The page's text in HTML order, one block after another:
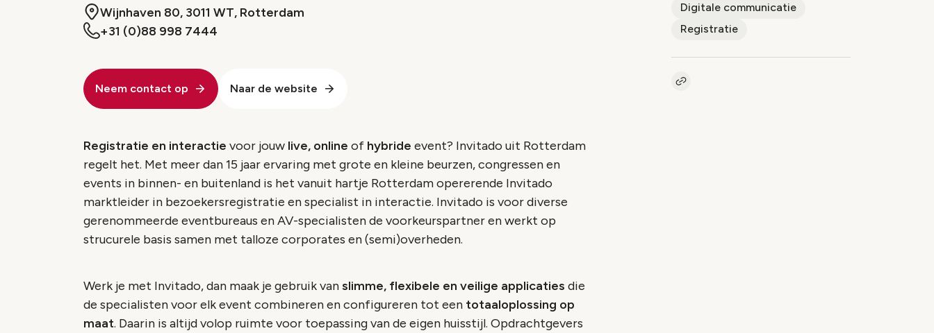
Wijnhaven 80, 3011 WT, Rotterdam
+31 (0)88 998 7444
Neem contact op Naar de website
Digitale communicatie
Registratie
Kopieer link naar pagina
Registratie en interactie voor jouw live, online of hybride event? Invitado uit Rotterdam
regelt het. Met meer dan 15 jaar ervaring met grote en kleine beurzen, congressen en
events in binnen- en buitenland is het vanuit hartje Rotterdam opererende Invitado
marktleider in bezoekersregistratie en specialist in interactie. Invitado is voor diverse
gerenommeerde eventbureaus en AV-specialisten de voorkeurspartner en werkt op
strucurele basis samen met talloze corporates en (semi)overheden.
Werk je met Invitado, dan maak je gebruik vanslimme, flexibele en veilige applicaties die
de specialisten voor elk event combineren en configureren tot een totaaloplossing op
maat. Daarin is altijd volop ruimte voor toepassing van de eigen huisstijl. Opdrachtgevers